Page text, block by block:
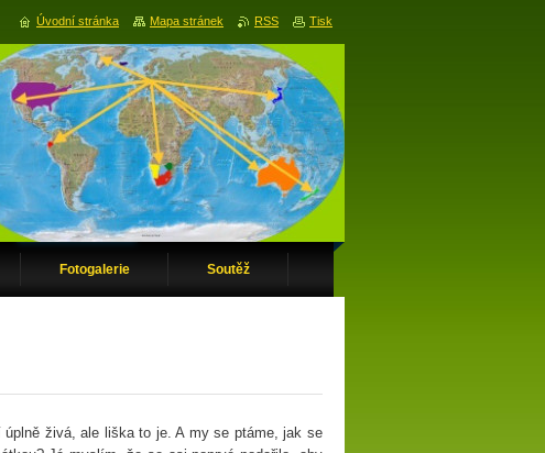
Fotogalerie Soutěž
živá, ale liška to je. A my se ptáme, jak se
Úvodní stránka Mapa stránek RSS Tisk